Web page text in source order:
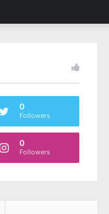
0
Followers
0
Followers